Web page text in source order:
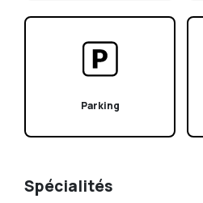
Parking
Spécialités